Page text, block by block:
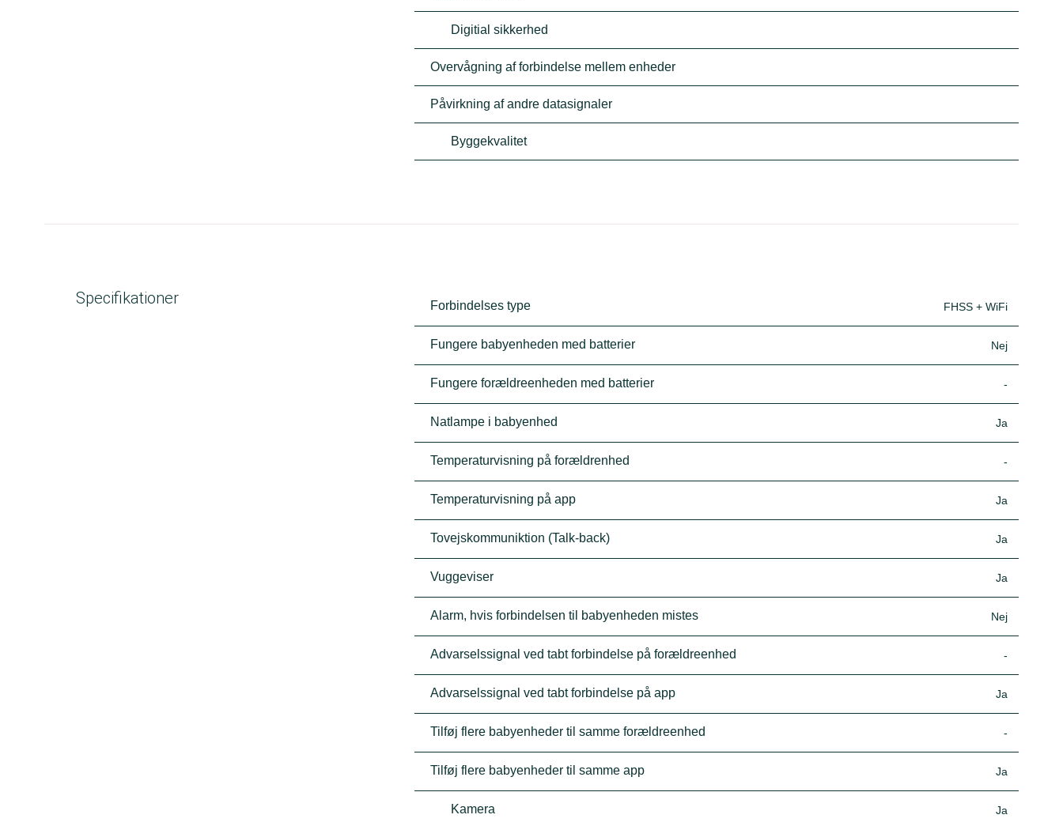
Digitial sikkerhed
Overvågning af forbindelse mellem enheder
Påvirkning af andre datasignaler
Byggekvalitet
Specifikationer Forbindelses type FHSS + WiFi
Fungere babyenheden med batterier Nej
Fungere forældreenheden med batterier -
Natlampe i babyenhed Ja
Temperaturvisning på forældrenhed -
Temperaturvisning på app Ja
Tovejskommuniktion (Talk-back) Ja
Vuggeviser Ja
Alarm, hvis forbindelsen til babyenheden mistes Nej
Advarselssignal ved tabt forbindelse på forældreenhed -
Advarselssignal ved tabt forbindelse på app Ja
Tilføj flere babyenheder til samme forældreenhed -
Tilføj flere babyenheder til samme app Ja
Kamera Ja